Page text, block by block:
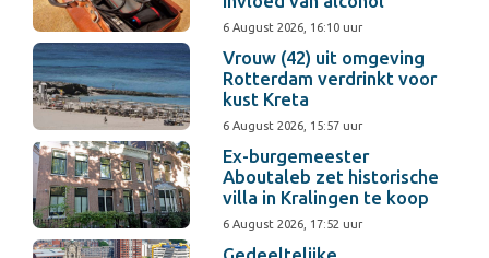
6 August 2026, 16:10 uur
Vrouw (42) uit omgeving
Rotterdam verdrinkt voor
kust Kreta
6 August 2026, 15:57 uur
Ex-burgemeester
Aboutaleb zet historische
villa in Kralingen te koop
6 August 2026, 17:52 uur